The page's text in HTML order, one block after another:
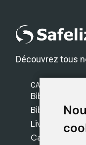
Découvrez tous
CATÉGORIES
Bibles Safeliz
Bibles
Livres
Cadeaux